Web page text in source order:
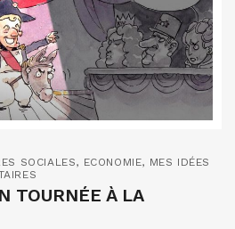
SOCIALES, ECONOMIE, MES IDÉES
TOURNÉE À LA